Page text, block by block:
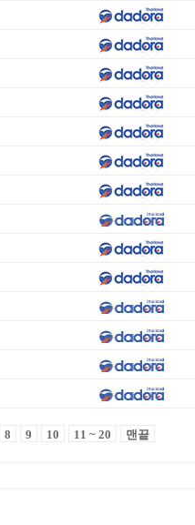
8 9 10 11 ~ 20 맨끝